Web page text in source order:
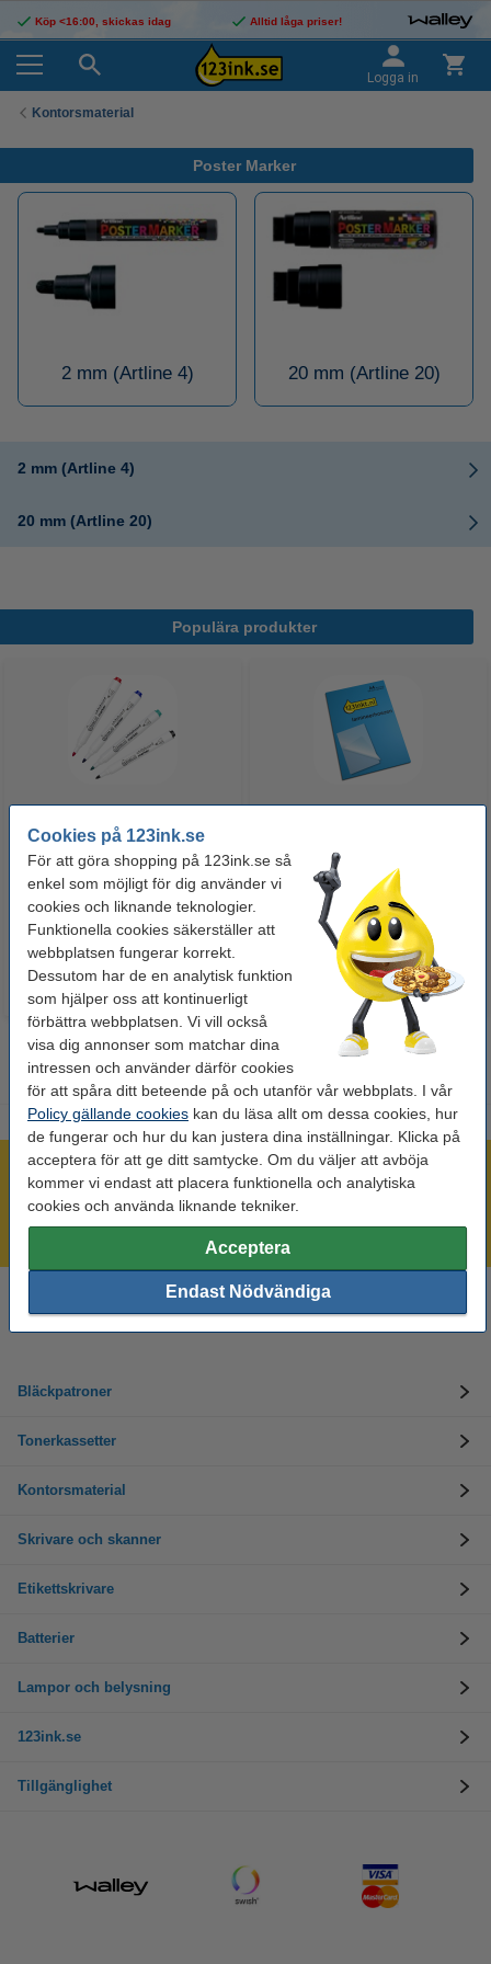
Cookies på 123ink.se
För att göra shopping på 123ink.se så
enkel som möjligt för dig använder vi
cookies och liknande teknologier.
Funktionella cookies säkerställer att
webbplatsen fungerar korrekt.
Dessutom har de en analytisk funktion
som hjälper oss att kontinuerligt
förbättra webbplatsen. Vi vill också
visa dig annonser som matchar dina
intressen och använder därför cookies
för att spåra ditt beteende på och utanför vår webbplats. I vår
Policy gällande cookies kan du läsa allt om dessa cookies, hur
de fungerar och hur du kan justera dina inställningar. Klicka på
acceptera för att ge ditt samtycke. Om du väljer att avböja
kommer vi endast att placera funktionella och analytiska
cookies och använda liknande tekniker.
Acceptera
Endast Nödvändiga
Köp <16:00, skickas idag Alltid låga priser!
Logga in
Kontorsmaterial
Poster Marker
2 mm (Artline 4) 20 mm (Artline 20)
2 mm (Artline 4)
20 mm (Artline 20)
Populära produkter
Whiteboardpenna 2.5mm |
123ink | sorterade färger | 4st
60 kr Inkl. 25% Moms
blank | 123ink 100st
125 kr Inkl. 25% Moms
Mer än 300.000 kunder!
Beställ innan 16:00 så skickar vi idag!
Behöver du hjälp? Ring oss på 08-550 04 123
Bläckpatroner
Tonerkassetter
Kontorsmaterial
Skrivare och skanner
Etikettskrivare
Batterier
Lampor och belysning
123ink.se
Tillgänglighet